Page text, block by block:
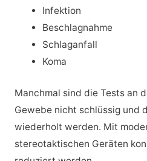
Infektion
Beschlagnahme
Schlaganfall
Koma
Manchmal sind die Tests an
Gewebe nicht schlüssig und
wiederholt werden. Mit
stereotaktischen Geräten